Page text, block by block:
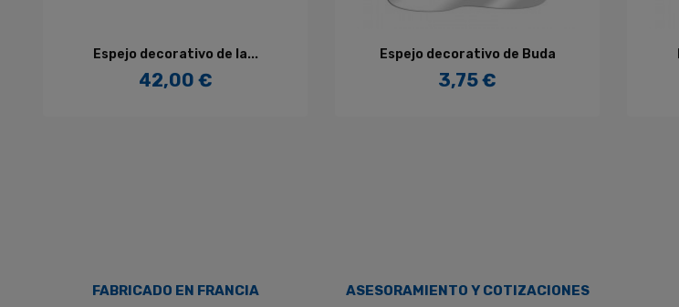
AÑADIR AL CARRITO
Espejo decorativo de la...
Precio
42,00 €
AÑADIR AL CARRITO
Espejo decorativo de Buda
Precio
3,75 €
FABRICADO EN FRANCIA ASESORAMIENTO Y COTIZACIONES